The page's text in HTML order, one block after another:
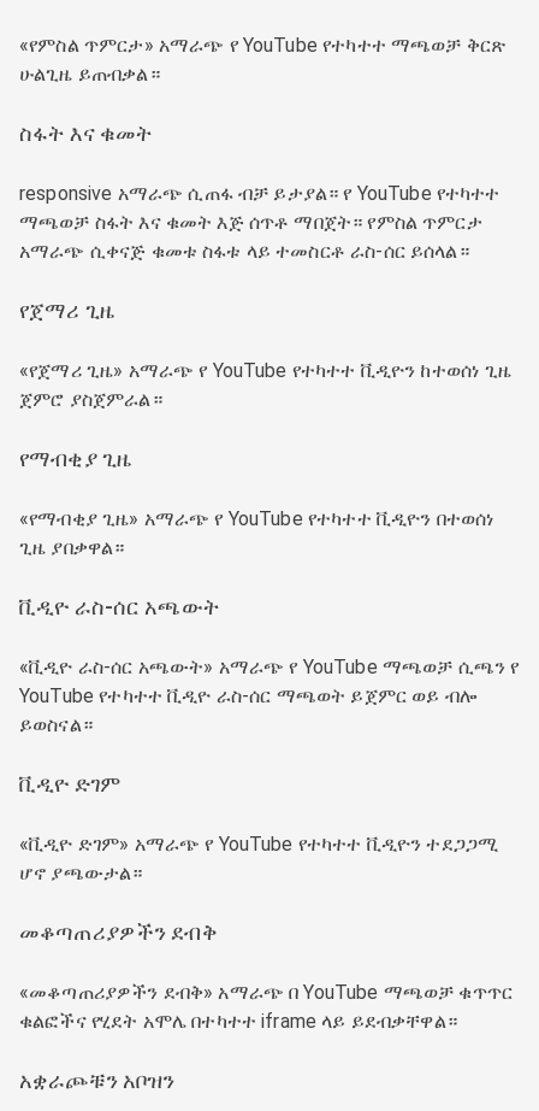
«የምስል ጥምርታ» አማራጭ የ YouTube የተካተተ ማጫወቻ ቅርጽ
ሁልጊዜ ይጠብቃል።
ስፋት እና ቁመት
responsive አማራጭ ሲጠፋ ብቻ ይታያል። የ YouTube የተካተተ
ማጫወቻ ስፋት እና ቁመት እጅ ሰጥቶ ማበጀት። የምስል ጥምርታ
አማራጭ ሲቀናጅ ቁመቱ ስፋቱ ላይ ተመስርቶ ራስ-ሰር ይሰላል።
የጀማሪ ጊዜ
«የጀማሪ ጊዜ» አማራጭ የ YouTube የተካተተ ቪዲዮን ከተወሰነ ጊዜ
ጀምሮ ያስጀምራል።
የማብቂያ ጊዜ
«የማብቂያ ጊዜ» አማራጭ የ YouTube የተካተተ ቪዲዮን በተወሰነ
ጊዜ ያበቃዋል።
ቪዲዮ ራስ-ሰር አጫውት
«ቪዲዮ ራስ-ሰር አጫውት» አማራጭ የ YouTube ማጫወቻ ሲጫን የ
YouTube የተካተተ ቪዲዮ ራስ-ሰር ማጫወት ይጀምር ወይ ብሎ
ይወስናል።
ቪዲዮ ድገም
«ቪዲዮ ድገም» አማራጭ የ YouTube የተካተተ ቪዲዮን ተደጋጋሚ
ሆኖ ያጫውታል።
መቆጣጠሪያዎችን ደብቅ
«መቆጣጠሪያዎችን ደብቅ» አማራጭ በ YouTube ማጫወቻ ቁጥጥር
ቁልፎችና የሂደት አሞሌ በተካተተ iframe ላይ ይደብቃቸዋል።
አቋራጮቹን አቦዝን